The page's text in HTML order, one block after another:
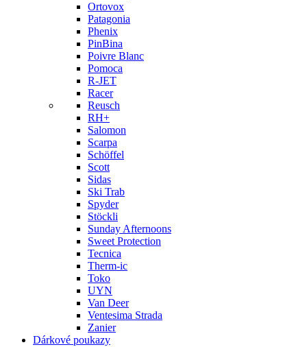
Ortovox
Patagonia
Phenix
PinBina
Poivre Blanc
Pomoca
R-JET
Racer
Reusch
RH+
Salomon
Scarpa
Schöffel
Scott
Sidas
Ski Trab
Spyder
Stöckli
Sunday Afternoons
Sweet Protection
Tecnica
Therm-ic
Toko
UYN
Van Deer
Ventesima Strada
Zanier
Dárkové poukazy